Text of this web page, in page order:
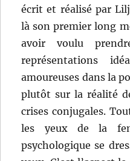
écrit et réalisé par
là son premier long
avoir voulu
représentations
amoureuses dans la
plutôt sur la réalité
crises conjugales.
les yeux de la
psychologique se